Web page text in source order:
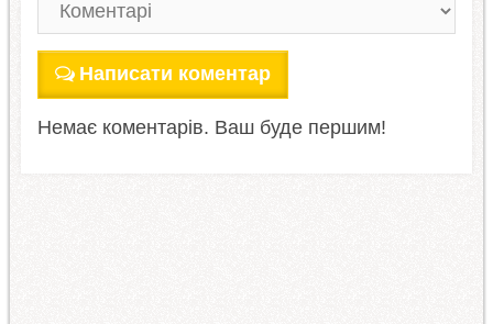
Написати коментар
Немає коментарів. Ваш буде першим!